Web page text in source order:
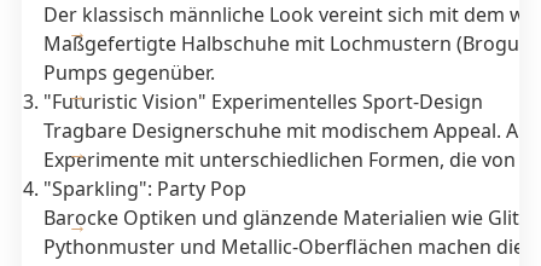
Der klassisch männliche Look vereint sich mit dem
Maßgefertigte Halbschuhe mit Lochmustern
Pumps gegenüber.
"Futuristic Vision" Experimentelles Sport-Design
Tragbare Designerschuhe mit modischem Appeal.
Experimente mit unterschiedlichen Formen, die von
"Sparkling": Party Pop
Barocke Optiken und glänzende Materialien wie
Pythonmuster und Metallic-Oberflächen machen